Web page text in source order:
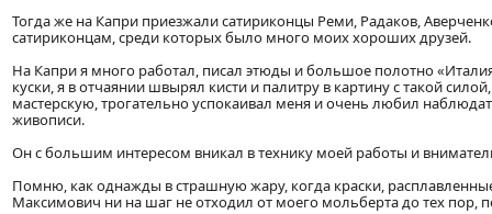
Тогда же на Капри приезжали сатириконцы Реми, Радаков,
сатириконцам, среди которых было много моих хороших друзей.
На Капри я много работал, писал этюды и большое полотно
куски, я в отчаянии швырял кисти и палитру в картину с такой
мастерскую, трогательно успокаивал меня и очень любил
живописи.
Он с большим интересом вникал в технику моей работы и
Помню, как однажды в страшную жару, когда краски,
Максимович ни на шаг не отходил от моего мольберта до тех пор,